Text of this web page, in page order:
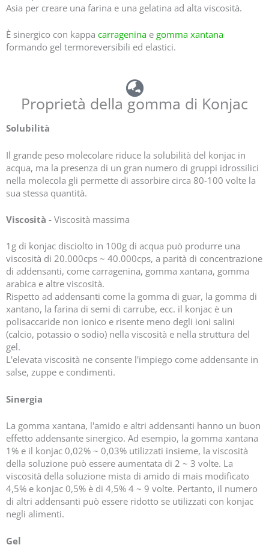
Asia per creare una farina e una gelatina ad alta viscosità.
È sinergico con kappa carragenina e gomma xantana
formando gel termoreversibili ed elastici.
Proprietà della gomma di Konjac
Solubilità
Il grande peso molecolare riduce la solubilità del konjac in
acqua, ma la presenza di un gran numero di gruppi idrossilici
nella molecola gli permette di assorbire circa 80-100 volte la
sua stessa quantità.
Viscosità - Viscosità massima
1g di konjac disciolto in 100g di acqua può produrre una
viscosità di 20.000cps ~ 40.000cps, a parità di concentrazione
di addensanti, come carragenina, gomma xantana, gomma
arabica e altre viscosità.
Rispetto ad addensanti come la gomma di guar, la gomma di
xantano, la farina di semi di carrube, ecc. il konjac è un
polisaccaride non ionico e risente meno degli ioni salini
(calcio, potassio o sodio) nella viscosità e nella struttura del
gel.
L'elevata viscosità ne consente l'impiego come addensante in
salse, zuppe e condimenti.
Sinergia
La gomma xantana, l'amido e altri addensanti hanno un buon
effetto addensante sinergico. Ad esempio, la gomma xantana
1% e il konjac 0,02% ~ 0,03% utilizzati insieme, la viscosità
della soluzione può essere aumentata di 2 ~ 3 volte. La
viscosità della soluzione mista di amido di mais modificato
4,5% e konjac 0,5% è di 4,5% 4 ~ 9 volte. Pertanto, il numero
di altri addensanti può essere ridotto se utilizzati con konjac
negli alimenti.
Gel